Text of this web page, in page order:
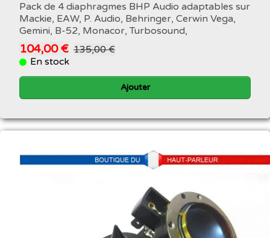
Pack de 4 diaphragmes BHP Audio adaptables sur
Mackie, EAW, P. Audio, Behringer, Cerwin Vega,
Gemini, B-52, Monacor, Turbosound,
104,00 € 135,00 €
En stock
Ajouter